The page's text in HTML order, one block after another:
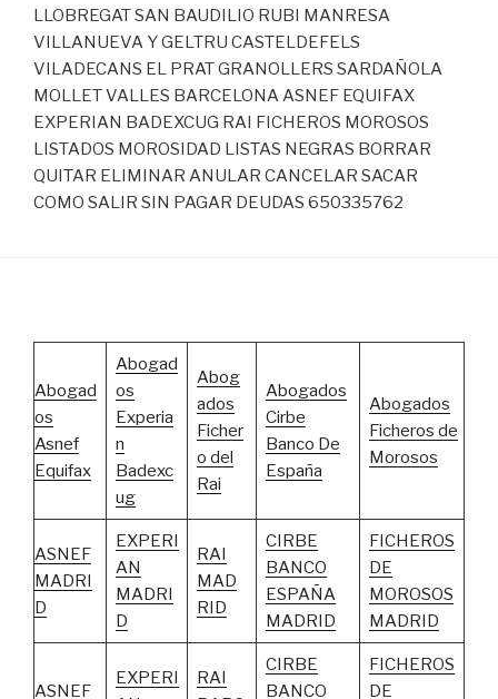
LLOBREGAT SAN BAUDILIO RUBI MANRESA
VILLANUEVA Y GELTRU CASTELDEFELS
VILADECANS EL PRAT GRANOLLERS SARDAÑOLA
MOLLET VALLES BARCELONA ASNEF EQUIFAX
EXPERIAN BADEXCUG RAI FICHEROS MOROSOS
LISTADOS MOROSIDAD LISTAS NEGRAS BORRAR
QUITAR ELIMINAR ANULAR CANCELAR SACAR
COMO SALIR SIN PAGAR DEUDAS 650335762
Abogad
os
Asnef
Equifax
Abogad
os
Experia
n
Badexc
ug
Abog
ados
Ficher
o del
Rai
Abogados
Cirbe
Banco De
España
Abogados
Ficheros de
Morosos
ASNEF
MADRI
D
EXPERI
AN
MADRI
D
RAI
MAD
RID
CIRBE
BANCO
ESPAÑA
MADRID
FICHEROS
DE
MOROSOS
MADRID
ASNEF
EXPERI
RAI
CIRBE
BANCO
FICHEROS
DE